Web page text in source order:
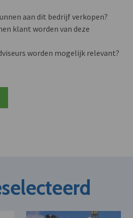
aan dit bedrijf verkopen?
klant worden van deze
worden mogelijk relevant?